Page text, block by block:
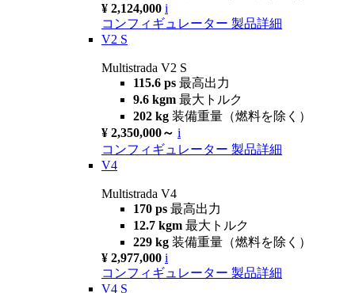
¥ 2,124,000 i
コンフィギュレーター 製品詳細
V2 S
Multistrada V2 S
115.6 ps 最高出力
9.6 kgm 最大トルク
202 kg 装備重量（燃料を除く）
¥ 2,350,000～ i
コンフィギュレーター 製品詳細
V4
Multistrada V4
170 ps 最高出力
12.7 kgm 最大トルク
229 kg 装備重量（燃料を除く）
¥ 2,977,000 i
コンフィギュレーター 製品詳細
V4 S